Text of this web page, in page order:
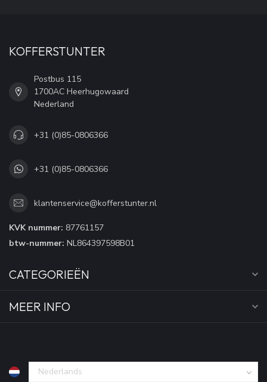
KOFFERSTUNTER
Postbus 115
1700AC Heerhugowaard
Nederland
+31 (0)85-0806366
+31 (0)85-0806366
klantenservice@kofferstunter.nl
KVK nummer: 87761157
btw-nummer: NL864397598B01
CATEGORIEËN
MEER INFO